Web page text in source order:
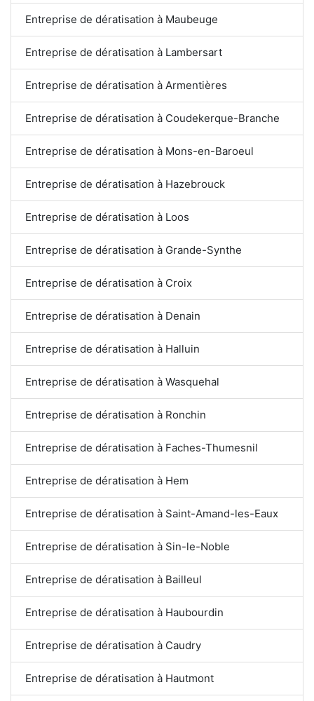
Entreprise de dératisation à Maubeuge
Entreprise de dératisation à Lambersart
Entreprise de dératisation à Armentières
Entreprise de dératisation à Coudekerque-Branche
Entreprise de dératisation à Mons-en-Baroeul
Entreprise de dératisation à Hazebrouck
Entreprise de dératisation à Loos
Entreprise de dératisation à Grande-Synthe
Entreprise de dératisation à Croix
Entreprise de dératisation à Denain
Entreprise de dératisation à Halluin
Entreprise de dératisation à Wasquehal
Entreprise de dératisation à Ronchin
Entreprise de dératisation à Faches-Thumesnil
Entreprise de dératisation à Hem
Entreprise de dératisation à Saint-Amand-les-Eaux
Entreprise de dératisation à Sin-le-Noble
Entreprise de dératisation à Bailleul
Entreprise de dératisation à Haubourdin
Entreprise de dératisation à Caudry
Entreprise de dératisation à Hautmont